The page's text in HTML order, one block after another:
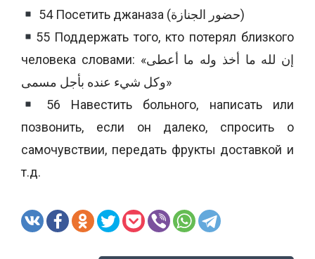
54 Посетить джаназа (حضور الجنازة)
55 Поддержать того, кто потерял близкого
человека словами: «إن لله ما أخذ وله ما أعطى
وكل شيء عنده بأجل مسمى»
56 Навестить больного, написать или
позвонить, если он далеко, спросить о
самочувствии, передать фрукты доставкой и
т.д.